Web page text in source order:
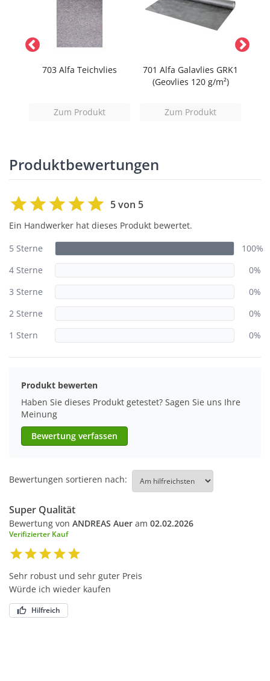
703 Alfa Teichvlies
Zum Produkt
701 Alfa Galavlies GRK1
(Geovlies 120 g/m²)
Zum Produkt
Produktbewertungen
5 von 5
Ein Handwerker hat dieses Produkt bewertet.
5 Sterne
100%
4 Sterne
0%
3 Sterne
0%
2 Sterne
0%
1 Stern
0%
Produkt bewerten
Haben Sie dieses Produkt getestet? Sagen Sie uns Ihre
Meinung
Bewertung verfassen
Bewertungen sortieren nach:
Super Qualität
Bewertung von ANDREAS Auer am 02.02.2026
Verifizierter Kauf
Sehr robust und sehr guter Preis
Würde ich wieder kaufen
Hilfreich